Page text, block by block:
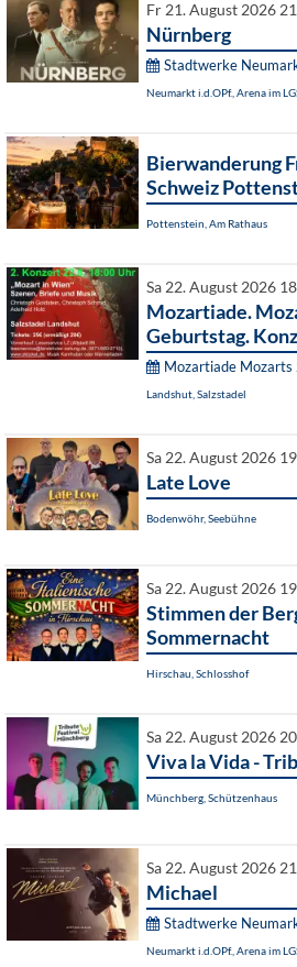
Fr 21. August 2026
Nürnberg
Stadtwerke
Neumarkt i.d.OPf., Arena im
Bierwanderung
Schweiz
Pottenstein, Am Rathaus
Sa 22. August 2026
Mozartiade.
Geburtstag.
Mozartiade
Landshut, Salzstadel
Sa 22. August 2026
Late Love
Bodenwöhr, Seebühne
Sa 22. August 2026
Stimmen der
Sommernacht
Hirschau, Schlosshof
Sa 22. August 2026
Viva la Vida -
Münchberg, Schützenhaus
Sa 22. August 2026
Michael
Stadtwerke
Neumarkt i.d.OPf., Arena im